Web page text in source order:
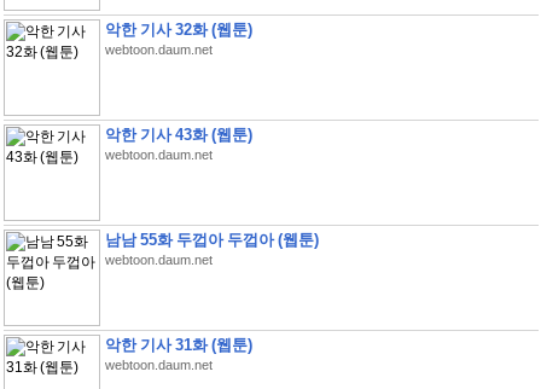
악한 기사 32화 (웹툰)
webtoon.daum.net
악한 기사 43화 (웹툰)
webtoon.daum.net
남남 55화 두껍아 두껍아 (웹툰)
webtoon.daum.net
악한 기사 31화 (웹툰)
webtoon.daum.net